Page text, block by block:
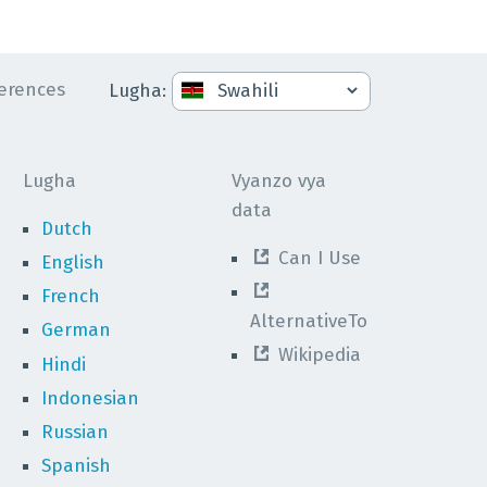
Lugha:
Lugha
Dutch
English
French
German
Hindi
Indonesian
Russian
Spanish
Vyanzo vya
data
Can I Use
AlternativeTo
Wikipedia